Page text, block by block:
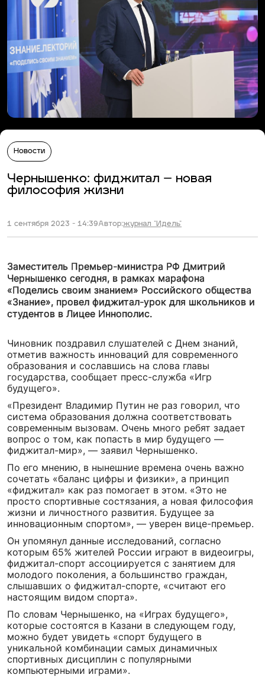
Новости
Чернышенко: фиджитал – новая
философия жизни
1 сентября 2023 - 14:39Автор:журнал "Идель"
Заместитель Премьер-министра РФ Дмитрий
Чернышенко сегодня, в рамках марафона
«Поделись своим знанием» Российского общества
«Знание», провел фиджитал-урок для школьников и
студентов в Лицее Иннополис.
Чиновник поздравил слушателей с Днем знаний,
отметив важность инноваций для современного
образования и сославшись на слова главы
государства, сообщает пресс-служба «Игр
будущего».
«Президент Владимир Путин не раз говорил, что
система образования должна соответствовать
современным вызовам. Очень много ребят задает
вопрос о том, как попасть в мир будущего —
фиджитал-мир», — заявил Чернышенко.
По его мнению, в нынешние времена очень важно
сочетать «баланс цифры и физики», а принцип
«фиджитал» как раз помогает в этом. «Это не
просто спортивные состязания, а новая философия
жизни и личностного развития. Будущее за
инновационным спортом», — уверен вице-премьер.
Он упомянул данные исследований, согласно
которым 65% жителей России играют в видеоигры,
фиджитал-спорт ассоциируется с занятием для
молодого поколения, а большинство граждан,
слышавших о фиджитал-спорте, «считают его
настоящим видом спорта».
По словам Чернышенко, на «Играх будущего»,
которые состоятся в Казани в следующем году,
можно будет увидеть «спорт будущего в
уникальной комбинации самых динамичных
спортивных дисциплин с популярными
компьютерными играми».